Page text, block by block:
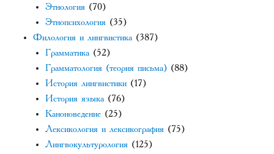
Этнология (70)
Этнопсихология (35)
Филология и лингвистика (387)
Грамматика (52)
Грамматология (теория письма) (88)
История лингвистики (17)
История языка (76)
Каноноведение (25)
Лексикология и лексикография (75)
Лингвокультурология (125)